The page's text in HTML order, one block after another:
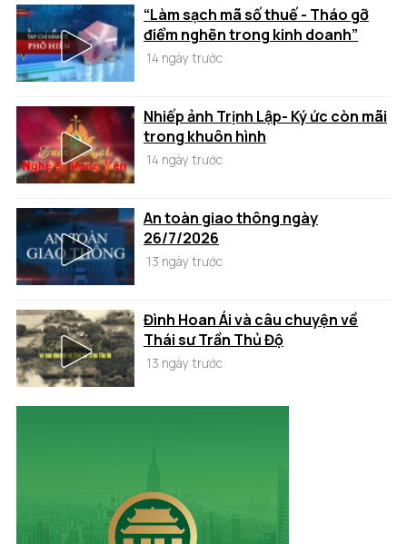
“Làm sạch mã số thuế - Tháo gỡ
điểm nghẽn trong kinh doanh”
14 ngày trước
Nhiếp ảnh Trịnh Lập- Ký ức còn mãi
trong khuôn hình
14 ngày trước
An toàn giao thông ngày
26/7/2026
13 ngày trước
Đình Hoan Ái và câu chuyện về
Thái sư Trần Thủ Độ
13 ngày trước